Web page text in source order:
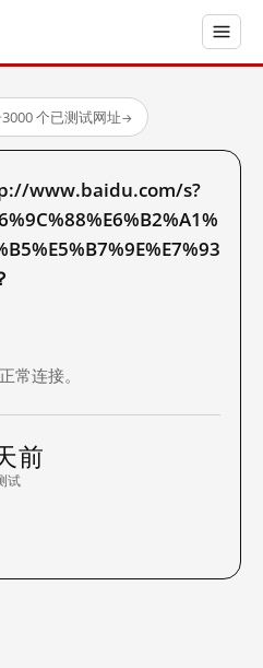
·3000 个已测试网址→
www.baidu.com/s?
常连接。
前
试